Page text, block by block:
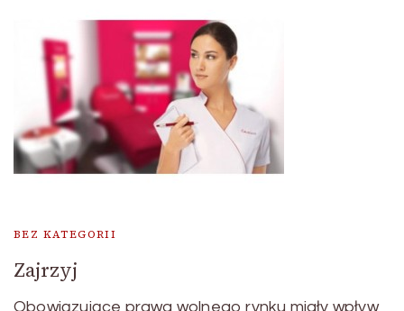
BEZ KATEGORII
Zajrzyj
Obowiązujące prawa wolnego rynku miały wpływ